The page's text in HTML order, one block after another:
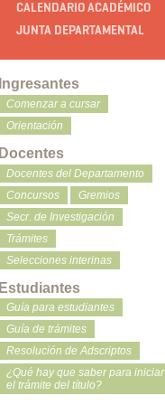
CALENDARIO ACADÉMICO
JUNTA DEPARTAMENTAL
Ingresantes
Comenzar a cursar
Orientación
Docentes
Docentes del Departamento
Concursos
Gremios
Secr. de Investigación
Trámites
Selecciones interinas
Estudiantes
Guía para estudiantes
Guía de trámites
Resolución de Adscriptos
¿Qué hay que saber para iniciar
el trámite del título?